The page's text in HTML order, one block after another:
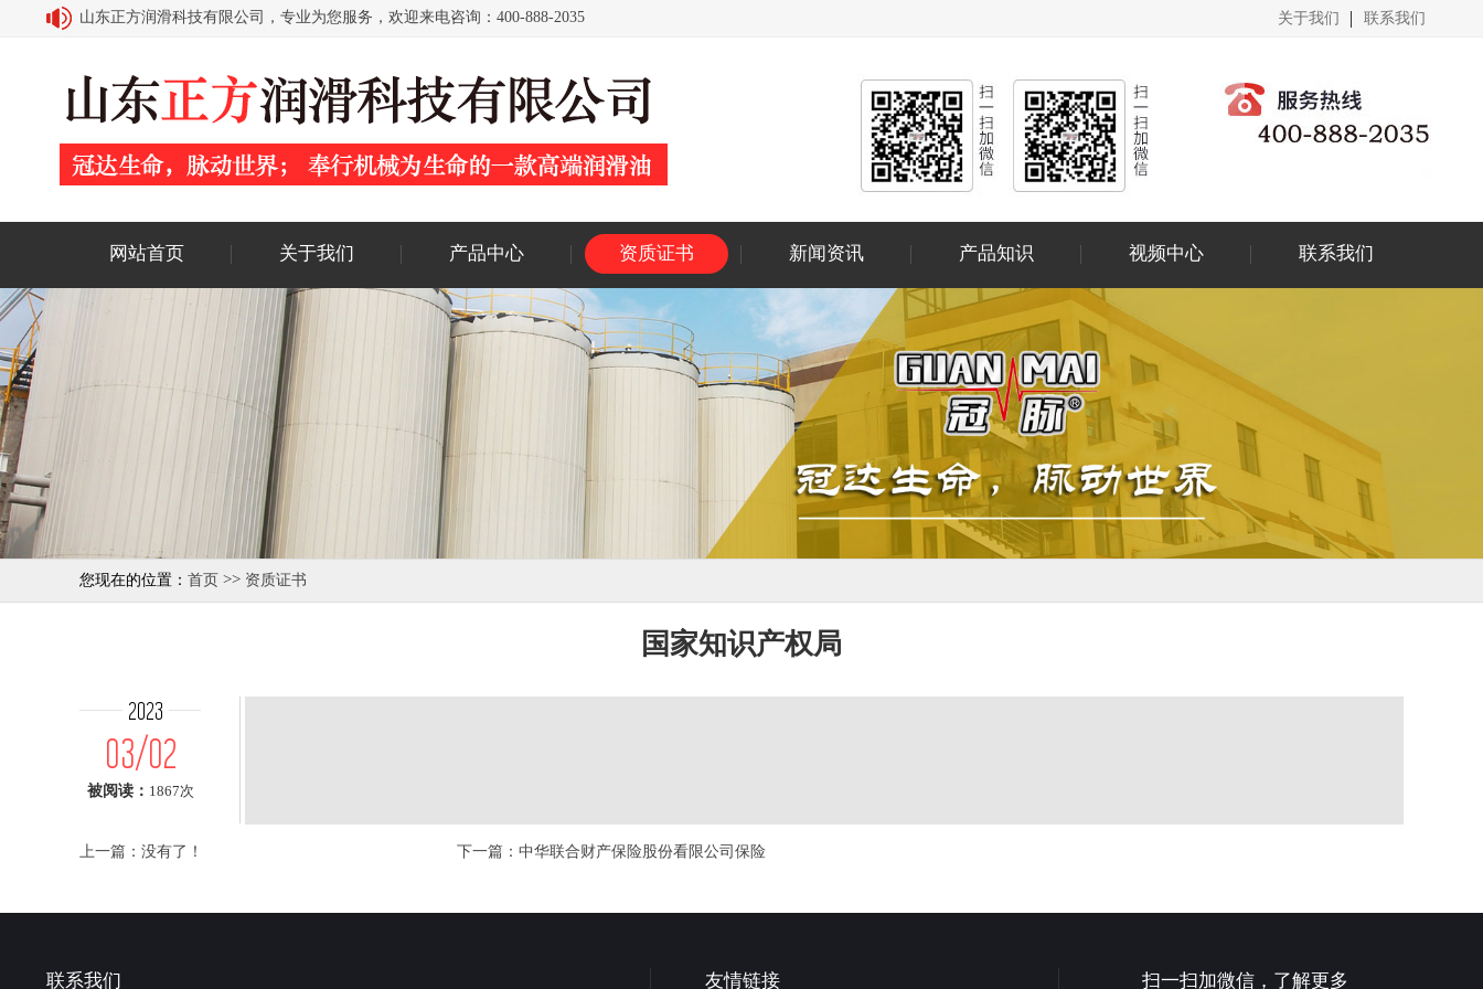
山东正方润滑科技有限公司，专业为您服务，欢迎来电咨询：400-888-2035 关于我们 联系我们
网站首页 关于我们 产品中心 资质证书 新闻资讯 产品知识 视频中心 联系我们
您现在的位置： 首页 >> 资质证书
国家知识产权局
2023
03/02
被阅读： 1867次
上一篇：没有了！ 下一篇： 中华联合财产保险股份看限公司保险
联系我们 友情链接 扫一扫加微信， 了解更多